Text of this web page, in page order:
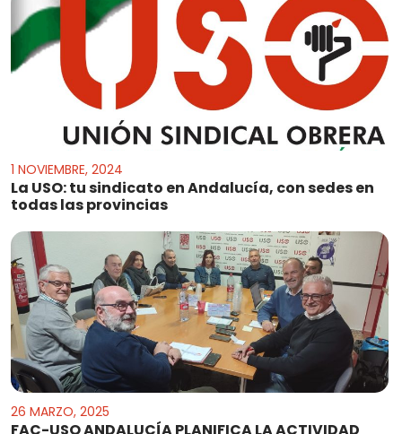
1 NOVIEMBRE, 2024
La USO: tu sindicato en Andalucía, con sedes en
todas las provincias
26 MARZO, 2025